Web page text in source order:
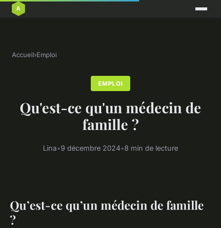
Accueil›Emploi
EMPLOI
Qu'est-ce qu'un médecin de
famille ?
Lina•9 décembre 2024•8 min de lecture
Qu’est-ce qu’un médecin de famille
?